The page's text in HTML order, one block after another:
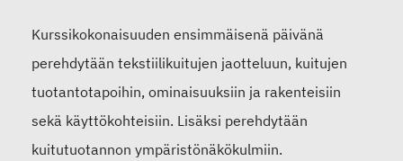
Kurssikokonaisuuden ensimmäisenä päivänä
perehdytään tekstiilikuitujen jaotteluun, kuitujen
tuotantotapoihin, ominaisuuksiin ja rakenteisiin
sekä käyttökohteisiin. Lisäksi perehdytään
kuitutuotannon ympäristönäkökulmiin.